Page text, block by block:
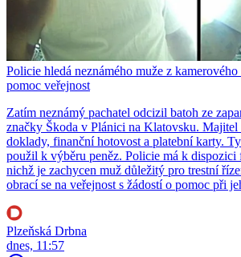
Policie hledá neznámého muže z kamerového
pomoc veřejnost
Zatím neznámý pachatel odcizil batoh ze
značky Škoda v Plánici na Klatovsku. Majitel
doklady, finanční hotovost a platební karty.
použil k výběru peněz. Policie má k dispozici
nichž je zachycen muž důležitý pro trestní
obrací se na veřejnost s žádostí o pomoc při
Plzeňská Drbna
dnes, 11:57